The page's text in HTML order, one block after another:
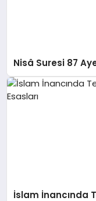
Nisâ Suresi 87
İslam İnancında